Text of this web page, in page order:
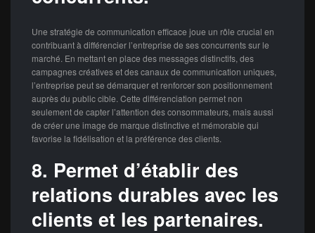
Une stratégie de communication efficace joue un rôle crucial en
contribuant à différencier l’entreprise de ses concurrents sur le
marché. En mettant en place des messages distinctifs, des
campagnes créatives et des canaux de communication uniques,
l’entreprise peut se démarquer et renforcer son positionnement
auprès du public cible. Cette différenciation permet non
seulement de capter l’attention des consommateurs, mais aussi
de créer une image de marque distinctive et mémorable qui
favorise la fidélisation et la préférence des clients.
8. Permet d’établir des
relations durables avec les
clients et les partenaires.